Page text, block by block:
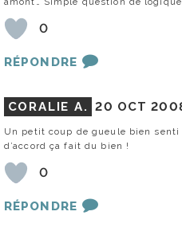
0
RÉPONDRE
CORALIE A. 20 OCT
Un petit coup de gueule bien
d’accord ça fait du bien !
0
RÉPONDRE